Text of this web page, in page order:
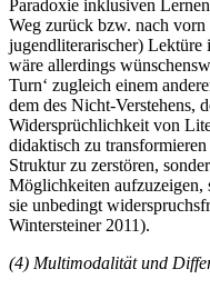
Paradoxie inklusiven
Weg zurück bzw. nach
jugendliterarischer) Lektüre
wäre allerdings
Turn‘ zugleich einem
dem des Nicht-Verstehens,
Widersprüchlichkeit von
didaktisch zu
Struktur zu zerstören,
Möglichkeiten aufzuzeigen,
sie unbedingt
Wintersteiner 2011).
(4) Multimodalität und